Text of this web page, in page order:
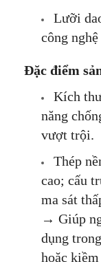
Lưỡi
công
Đặc điểm
Kích
năng
vượt trội.
Thép
cao; cấu
ma sát
→ Giúp
dụng
hoặc